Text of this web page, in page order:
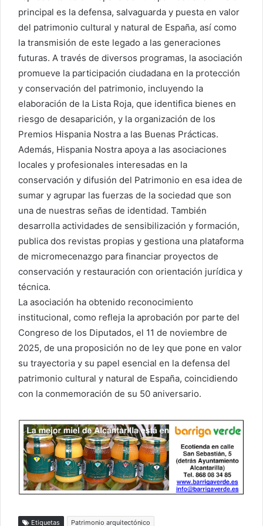
principal es la defensa, salvaguarda y puesta en valor
del patrimonio cultural y natural de España, así como
la transmisión de este legado a las generaciones
futuras. A través de diversos programas, la asociación
promueve la participación ciudadana en la protección
y conservación del patrimonio, incluyendo la
elaboración de la Lista Roja, que identifica bienes en
riesgo de desaparición, y la organización de los
Premios Hispania Nostra a las Buenas Prácticas.
Además, Hispania Nostra apoya a las asociaciones
locales y profesionales interesadas en la
conservación y difusión del Patrimonio en esa idea de
sumar y agrupar las fuerzas de la sociedad que son
una de nuestras señas de identidad. También
desarrolla actividades de sensibilización y formación,
publica dos revistas propias y gestiona una plataforma
de micromecenazgo para financiar proyectos de
conservación y restauración con orientación jurídica y
técnica.
La asociación ha obtenido reconocimiento
institucional, como refleja la aprobación por parte del
Congreso de los Diputados, el 11 de noviembre de
2025, de una proposición no de ley que pone en valor
su trayectoria y su papel esencial en la defensa del
patrimonio cultural y natural de España, coincidiendo
con la conmemoración de su 50 aniversario.
Etiquetas Patrimonio arquitectónico